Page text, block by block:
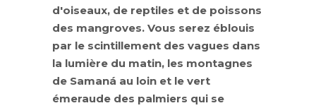
d'oiseaux, de reptiles et de poissons
des mangroves. Vous serez éblouis
par le scintillement des vagues dans
la lumière du matin, les montagnes
de Samaná au loin et le vert
émeraude des palmiers qui se